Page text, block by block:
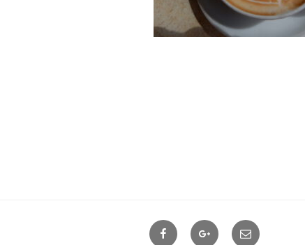
FacebookGoogle+Contact